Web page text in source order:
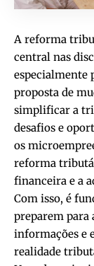
A reforma
central nas
especialmente
proposta de
simplificar a
desafios e
os
reforma
financeira e a
Com isso, é
preparem para
informações e
realidade